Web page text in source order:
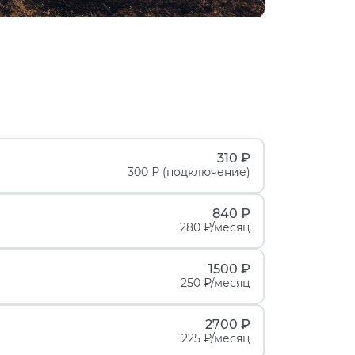
310 ₽
300 ₽ (подключение)
840 ₽
280 ₽/месяц
1500 ₽
250 ₽/месяц
2700 ₽
225 ₽/месяц